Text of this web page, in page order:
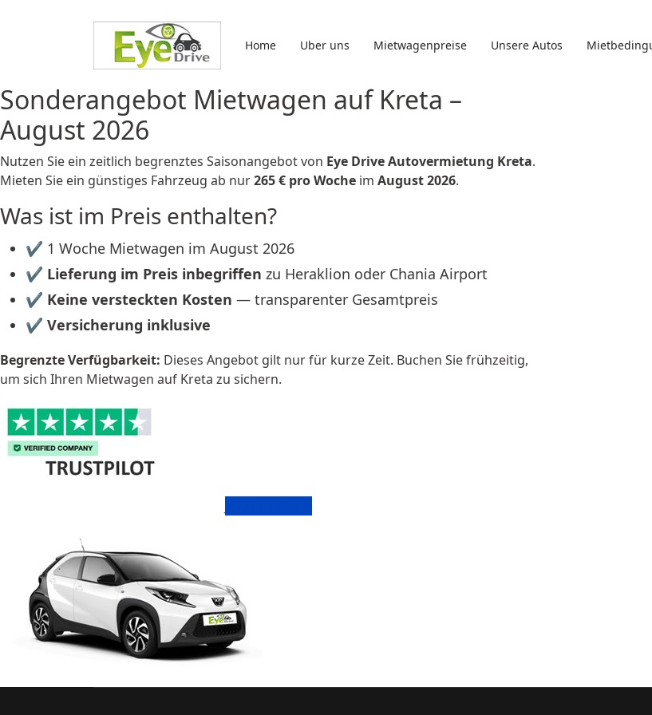
Home Uber uns Mietwagenpreise Unsere Autos
Sonderangebot Mietwagen auf Kreta –
August 2026
Nutzen Sie ein zeitlich begrenztes Saisonangebot von Eye Drive Autovermietung Kreta.
Mieten Sie ein günstiges Fahrzeug ab nur265 € pro Woche im August 2026.
Was ist im Preis enthalten?
✔ 1 Woche Mietwagen im August 2026
✔ Lieferung im Preis inbegriffen zu Heraklion oder Chania Airport
✔ Keine versteckten Kosten — transparenter Gesamtpreis
✔ Versicherung inklusive
Begrenzte Verfügbarkeit: Dieses Angebot gilt nur für kurze Zeit. Buchen Sie frühzeitig,
um sich Ihren Mietwagen auf Kreta zu sichern.